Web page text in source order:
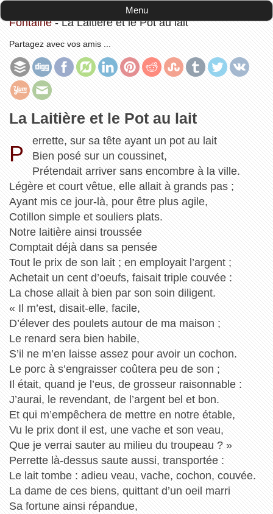
Les Fables et Contes de Jean de La
Fontaine-La Laitière et le Pot au lait
Partagez avec vos amis ...
La Laitière et le Pot au lait
P
errette, sur sa tête ayant un pot au lait
Bien posé sur un coussinet,
Prétendait arriver sans encombre à la ville.
Légère et court vêtue, elle allait à grands pas ;
Ayant mis ce jour-là, pour être plus agile,
Cotillon simple et souliers plats.
Notre laitière ainsi troussée
Comptait déjà dans sa pensée
Tout le prix de son lait ; en employait l’argent ;
Achetait un cent d’oeufs, faisait triple couvée :
La chose allait à bien par son soin diligent.
« Il m’est, disait-elle, facile,
D’élever des poulets autour de ma maison ;
Le renard sera bien habile,
S’il ne m’en laisse assez pour avoir un cochon.
Le porc à s’engraisser coûtera peu de son ;
Il était, quand je l’eus, de grosseur raisonnable :
J’aurai, le revendant, de l’argent bel et bon.
Et qui m’empêchera de mettre en notre étable,
Vu le prix dont il est, une vache et son veau,
Que je verrai sauter au milieu du troupeau ? »
Perrette là-dessus saute aussi, transportée :
Le lait tombe : adieu veau, vache, cochon, couvée.
La dame de ces biens, quittant d’un oeil marri
Sa fortune ainsi répandue,
Menu